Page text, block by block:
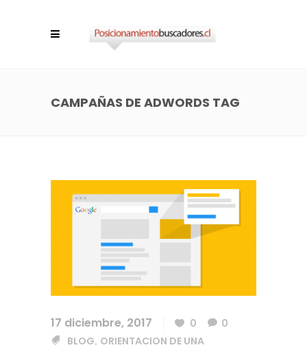
CAMPAÑAS DE ADWORDS TAG
17 diciembre, 2017 0
0
BLOG, ORIENTACION DE UNA